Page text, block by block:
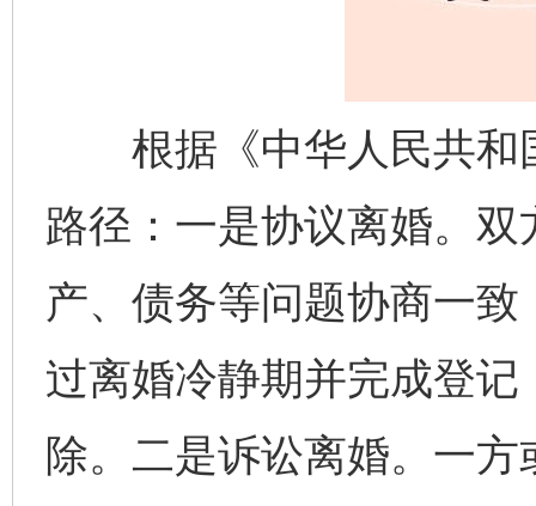
根据《中华人民共和
路径：一是协议离婚。
产、债务等问题协商一
过离婚冷静期并完成登
除。二是诉讼离婚。一